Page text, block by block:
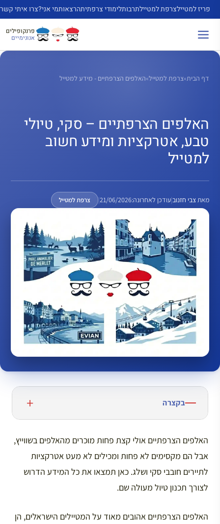
לדלג
לתוכן
פריז למטיילצרפת למטיילתרבותלימודי צרפתיתהרצאותמי אני?צרו איתי קשר
פרנקופילים
אנונימיים
דף הבית»צרפת למטייל»האלפים הצרפתיים - מידע למטייל
האלפים הצרפתיים – סקי, טיולי
טבע, אטרקציות ומידע חשוב
למטייל
מאתצבי חזנוב|עודכן לאחרונה:21/06/2026
| צרפת למטייל
בקצרה
האלפים הצרפתיים אולי קצת פחות מוכרים מהאלפים בשווייץ,
אבל הם מקסימים לא פחות ומכילים לא מעט אטרקציות
לתיירים חובבי סקי ושלג. כאן תמצאו את כל המידע הדרוש
לצורך תכנון טיול מעולה שם.
האלפים הצרפתיים אהובים מאוד על המטיילים הישראלים, הן